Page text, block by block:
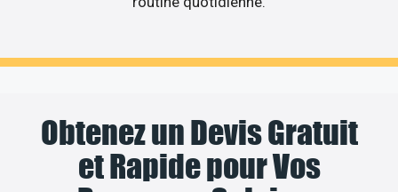
Obtenez un Devis Gratuit
et Rapide pour Vos